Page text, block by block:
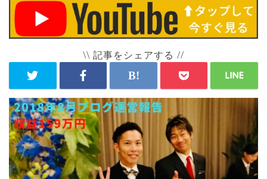
\\ 記事をシェアする //